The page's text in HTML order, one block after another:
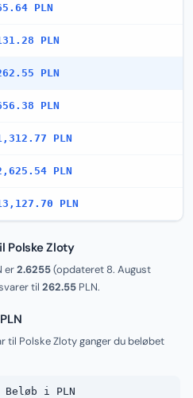
PLN
PLN
PLN
PLN
PLN
PLN
PLN
Polske Zloty
er2.6255(opdateret 8. August
til 262.55 PLN.
til Polske Zloty ganger du beløbet
Beløb i PLN